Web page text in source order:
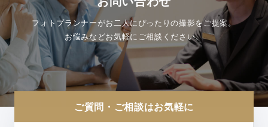
フォトプランナーがお二人にぴったりの撮影をご提案。
お悩みなどお気軽にご相談ください。
ご質問・ご相談はお気軽に